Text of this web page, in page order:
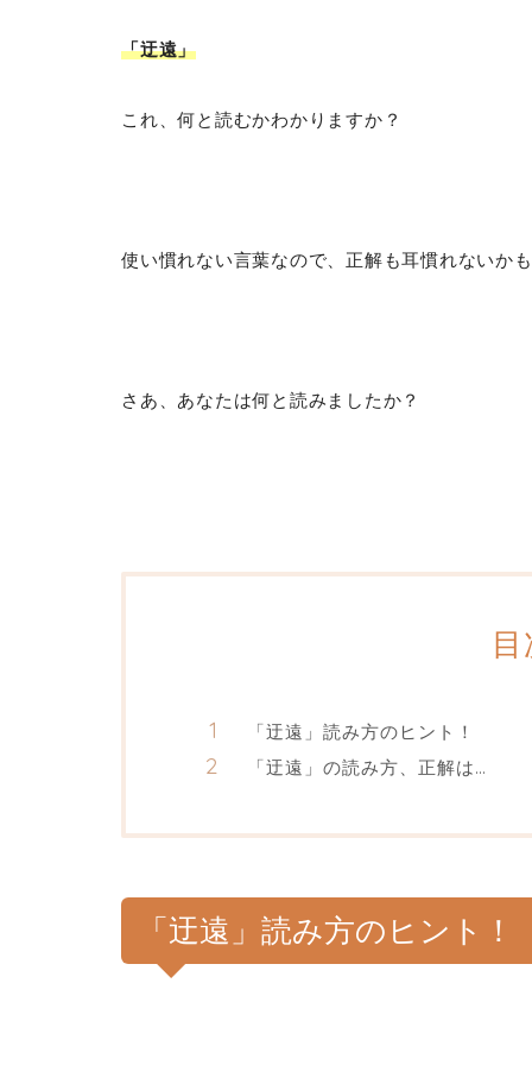
「迂遠」
これ、何と読むかわかりますか？
使い慣れない言葉なので、正解も耳慣れないかも
さあ、あなたは何と読みましたか？
目
「迂遠」読み方のヒント！
「迂遠」の読み方、正解は…
「迂遠」読み方のヒント！